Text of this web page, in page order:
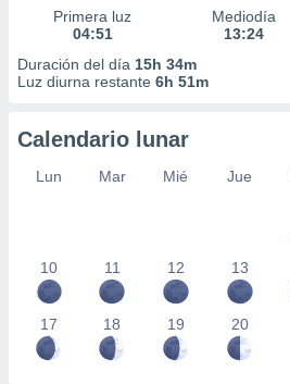
Primera luz
04:51
Mediodía
13:24
Duración del día 15h 34m
Luz diurna restante 6h 51m
Calendario lunar
Lun Mar Mié Jue
10 11 12 13
17 18 19 20